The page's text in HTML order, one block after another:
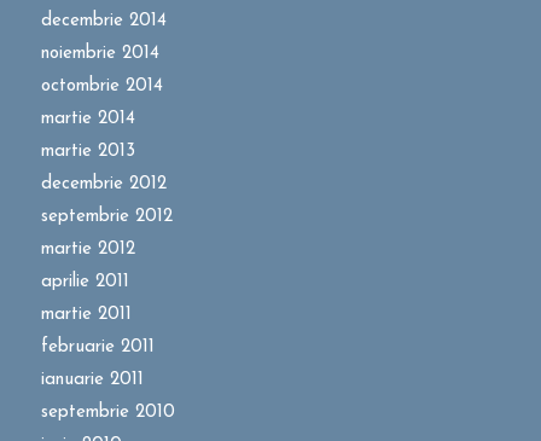
decembrie 2014
noiembrie 2014
octombrie 2014
martie 2014
martie 2013
decembrie 2012
septembrie 2012
martie 2012
aprilie 2011
martie 2011
februarie 2011
ianuarie 2011
septembrie 2010